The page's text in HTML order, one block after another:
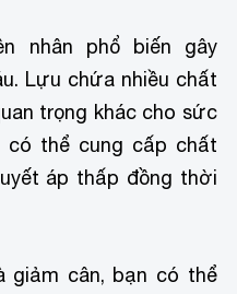
nhân phổ biến gây
Lựu chứa nhiều chất
trọng khác cho sức
có thể cung cấp chất
áp thấp đồng thời
giảm cân, bạn có thể